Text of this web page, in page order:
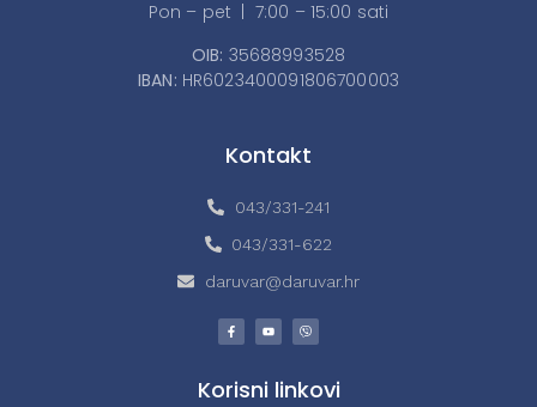
Pon – pet | 7:00 – 15:00 sati
OIB: 35688993528
IBAN: HR6023400091806700003
Kontakt
043/331-241
043/331-622
daruvar@daruvar.hr
Korisni linkovi